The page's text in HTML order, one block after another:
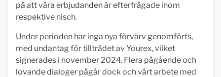
på att våra erbjudanden är efterfrågade inom
respektive nisch.
Under perioden har inga nya förvärv genomförts,
med undantag för tillträdet av Yourex, vilket
signerades i november 2024. Flera pågående och
lovande dialoger pågår dock och vårt arbete med